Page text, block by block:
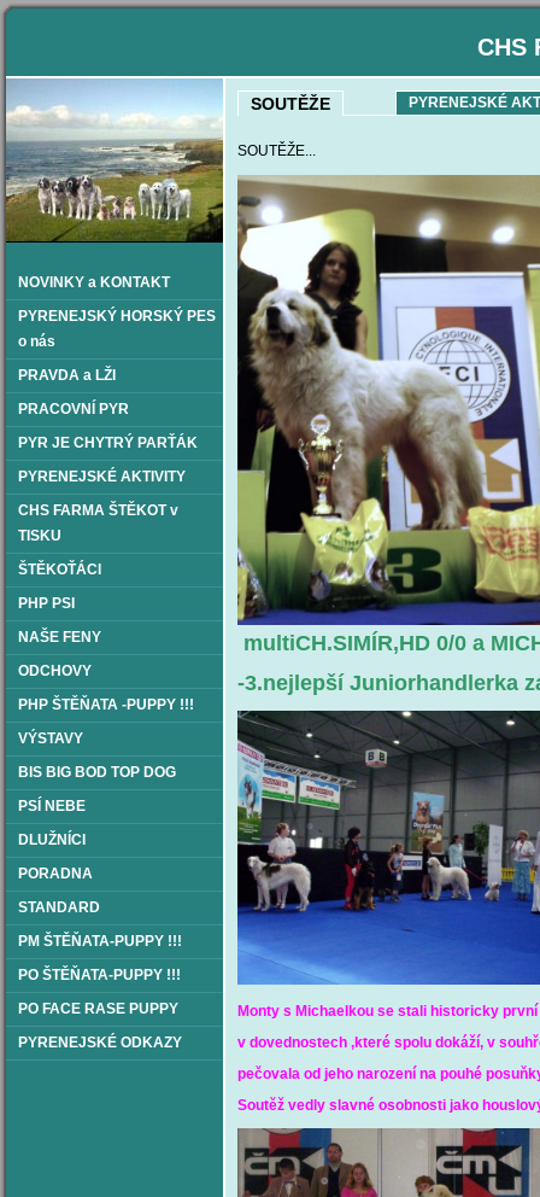
CHS
NOVINKY a KONTAKT
PYRENEJSKÝ HORSKÝ PES
o nás
PRAVDA a LŽI
PRACOVNÍ PYR
PYR JE CHYTRÝ PARŤÁK
PYRENEJSKÉ AKTIVITY
CHS FARMA ŠTĚKOT v
TISKU
ŠTĚKOŤÁCI
PHP PSI
NAŠE FENY
ODCHOVY
PHP ŠTĚŇATA -PUPPY !!!
VÝSTAVY
BIS BIG BOD TOP DOG
PSÍ NEBE
DLUŽNÍCI
PORADNA
STANDARD
PM ŠTĚŇATA-PUPPY !!!
PO ŠTĚŇATA-PUPPY !!!
PO FACE RASE PUPPY
PYRENEJSKÉ ODKAZY
SOUTĚŽE PYRENEJSKÉ
SOUTĚŽE...
multiCH.SIMÍR,HD 0/0 a
-3.nejlepší Juniorhandlerka
Monty s Michaelkou se stali historicky
v dovednostech ,které spolu dokáží, v
pečovala od jeho narození na pouhé
Soutěž vedly slavné osobnosti jako